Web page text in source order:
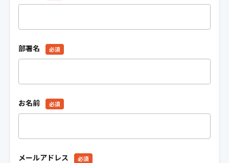
部署名 必須
お名前 必須
メールアドレス 必須